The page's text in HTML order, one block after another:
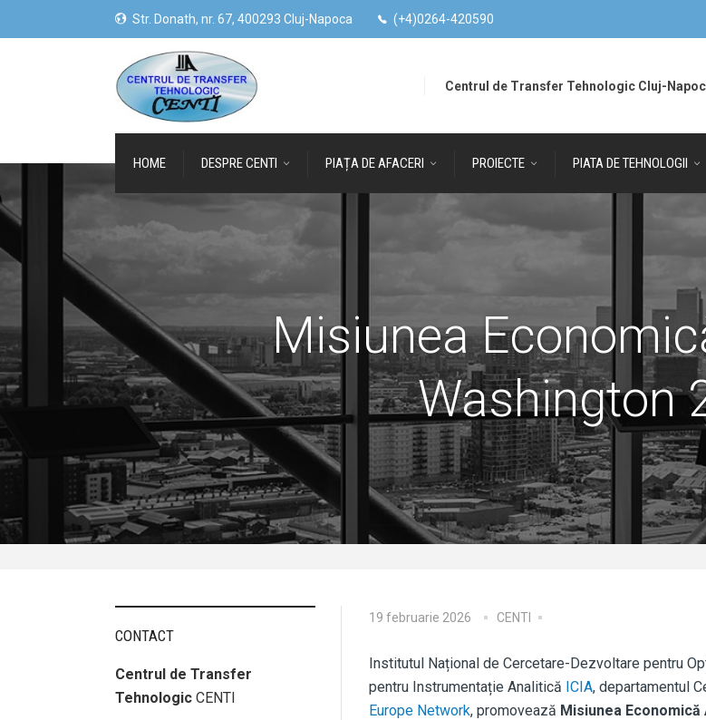
Str. Donath, nr. 67, 400293 Cluj-Napoca (+4)0264-420590
Centrul de Transfer Tehnologic Cluj-
HOME DESPRE CENTI PIAȚA DE AFACERI PROIECTE PIATA DE TEHNOLOGII
Misiunea
Washington
19 februarie 2026 CENTI
Institutul Național de Cercetare-Dezvoltare pentru
pentru Instrumentație Analitică ICIA, departamentul
Europe Network, promovează Misiunea
CONTACT
Centrul de Transfer
Tehnologic CENTI